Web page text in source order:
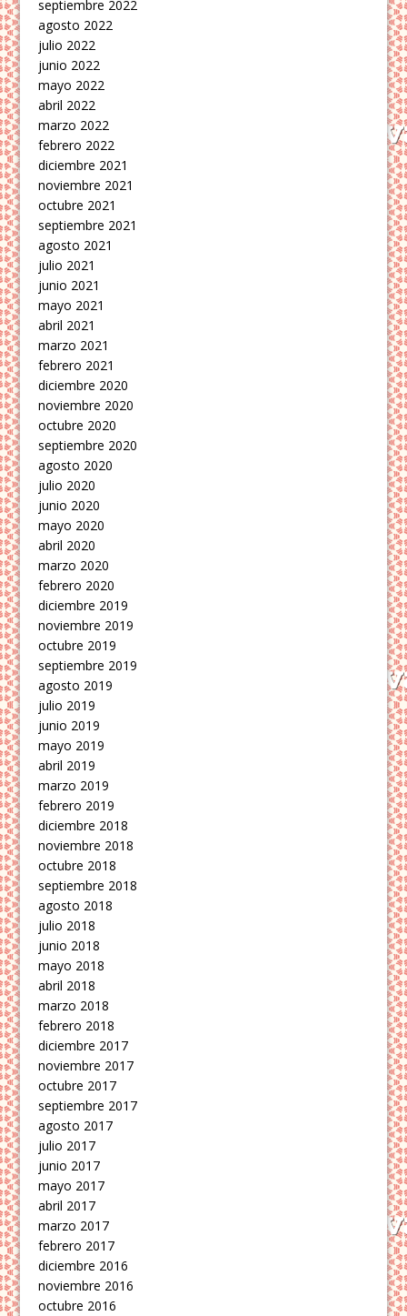
septiembre 2022
agosto 2022
julio 2022
junio 2022
mayo 2022
abril 2022
marzo 2022
febrero 2022
diciembre 2021
noviembre 2021
octubre 2021
septiembre 2021
agosto 2021
julio 2021
junio 2021
mayo 2021
abril 2021
marzo 2021
febrero 2021
diciembre 2020
noviembre 2020
octubre 2020
septiembre 2020
agosto 2020
julio 2020
junio 2020
mayo 2020
abril 2020
marzo 2020
febrero 2020
diciembre 2019
noviembre 2019
octubre 2019
septiembre 2019
agosto 2019
julio 2019
junio 2019
mayo 2019
abril 2019
marzo 2019
febrero 2019
diciembre 2018
noviembre 2018
octubre 2018
septiembre 2018
agosto 2018
julio 2018
junio 2018
mayo 2018
abril 2018
marzo 2018
febrero 2018
diciembre 2017
noviembre 2017
octubre 2017
septiembre 2017
agosto 2017
julio 2017
junio 2017
mayo 2017
abril 2017
marzo 2017
febrero 2017
diciembre 2016
noviembre 2016
octubre 2016